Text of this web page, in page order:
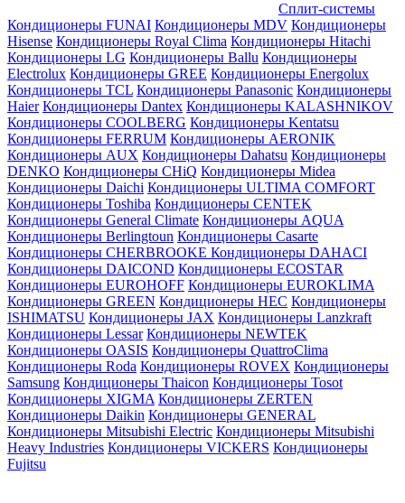
Сплит-системы
Кондиционеры FUNAI Кондиционеры MDV Кондиционеры
Hisense Кондиционеры Royal Clima Кондиционеры Hitachi
Кондиционеры LG Кондиционеры Ballu Кондиционеры
Electrolux Кондиционеры GREE Кондиционеры Energolux
Кондиционеры TCL Кондиционеры Panasonic Кондиционеры
Haier Кондиционеры Dantex Кондиционеры KALASHNIKOV
Кондиционеры СOOLBERG Кондиционеры Kentatsu
Кондиционеры FERRUM Кондиционеры AERONIK
Кондиционеры AUX Кондиционеры Dahatsu Кондиционеры
DENKO Кондиционеры CHiQ Кондиционеры Midea
Кондиционеры Daichi Кондиционеры ULTIMA COMFORT
Кондиционеры Toshiba Кондиционеры CENTEK
Кондиционеры General Climate Кондиционеры AQUA
Кондиционеры Berlingtoun Кондиционеры Casarte
Кондиционеры CHERBROOKE Кондиционеры DAHACI
Кондиционеры DAICOND Кондиционеры ECOSTAR
Кондиционеры EUROHOFF Кондиционеры EUROKLIMA
Кондиционеры GREEN Кондиционеры HEC Кондиционеры
ISHIMATSU Кондиционеры JAX Кондиционеры Lanzkraft
Кондиционеры Lessar Кондиционеры NEWTEK
Кондиционеры OASIS Кондиционеры QuattroClima
Кондиционеры Roda Кондиционеры ROVEX Кондиционеры
Samsung Кондиционеры Thaicon Кондиционеры Tosot
Кондиционеры XIGMA Кондиционеры ZERTEN
Кондиционеры Daikin Кондиционеры GENERAL
Кондиционеры Mitsubishi Electric Кондиционеры Mitsubishi
Heavy Industries Кондиционеры VICKERS Кондиционеры
Fujitsu